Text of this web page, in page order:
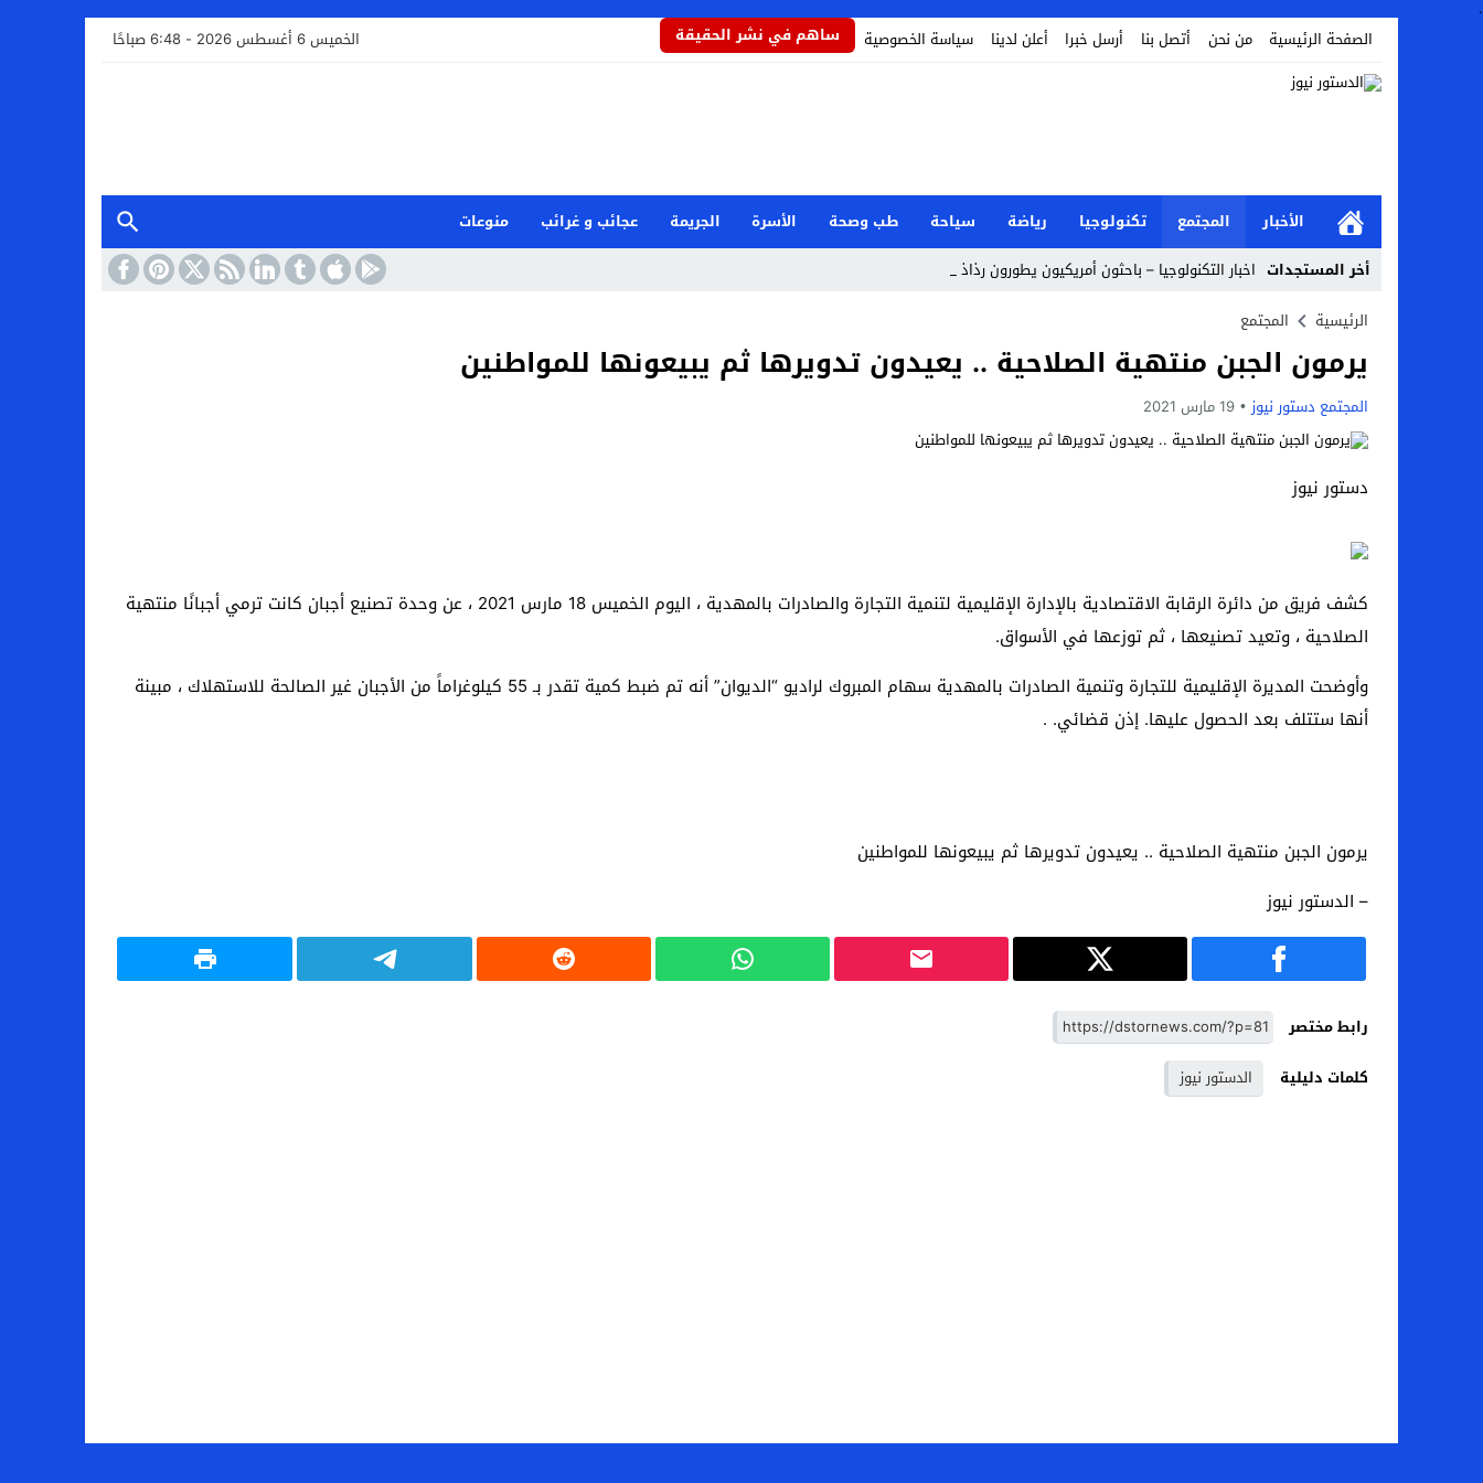
.
الصفحة الرئيسية
من نحن أتصل بنا أرسل خبرا أعلن لدينا سياسة الخصوصية ساهم في نشر الحقيقة الخميس 6 أغسطس 2026 - 6:48 صباحًا
الأخبار المجتمع تكنولوجيا رياضة سياحة طب وصحة الأسرة الجريمة عجائب و غرائب
منوعات
أخر المستجدات اخبار التكنولوجيا – باحثون أمريكيون يطورون رذاذاً _
Stop
Previous
Next
الرئيسية المجتمع
يرمون الجبن منتهية الصلاحية .. يعيدون تدويرها ثم يبيعونها للمواطنين
المجتمع دستور نيوز 19 مارس 2021
دستور نيوز
كشف فريق من دائرة الرقابة الاقتصادية بالإدارة الإقليمية لتنمية التجارة والصادرات بالمهدية ، اليوم الخميس 18 مارس 2021 ، عن وحدة تصنيع أجبان كانت ترمي أجبانًا منتهية
الصلاحية ، وتعيد تصنيعها ، ثم توزعها في الأسواق.
وأوضحت المديرة الإقليمية للتجارة وتنمية الصادرات بالمهدية سهام المبروك لراديو “الديوان” أنه تم ضبط كمية تقدر بـ 55 كيلوغراماً من الأجبان غير الصالحة للاستهلاك ، مبينة
أنها ستتلف بعد الحصول عليها. إذن قضائي. .
يرمون الجبن منتهية الصلاحية .. يعيدون تدويرها ثم يبيعونها للمواطنين
– الدستور نيوز
رابط مختصر
كلمات دليلية
الدستور نيوز